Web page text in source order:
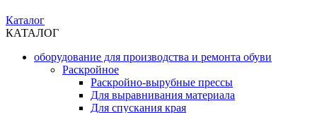
Каталог
КАТАЛОГ
оборудование для производства и ремонта обуви
Раскройное
Раскройно-вырубные прессы
Для выравнивания материала
Для спускания края